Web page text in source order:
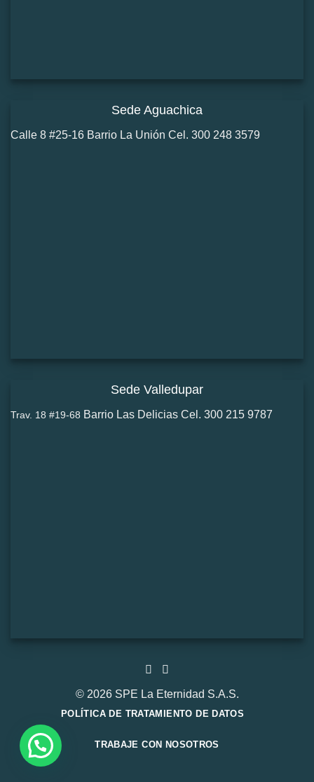
Sede Aguachica
Calle 8 #25-16 Barrio La Unión Cel. 300 248 3579
Sede Valledupar
Trav. 18 #19-68 Barrio Las Delicias Cel. 300 215 9787
© 2026 SPE La Eternidad S.A.S.
POLÍTICA DE TRATAMIENTO DE DATOS
TRABAJE CON NOSOTROS